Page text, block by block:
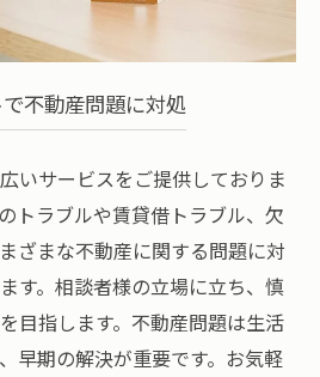
不動産問題に対処
いサービスをご提供しておりま
トラブルや賃貸借トラブル、欠
ざまな不動産に関する問題に対
す。相談者様の立場に立ち、慎
目指します。不動産問題は生活
早期の解決が重要です。お気軽